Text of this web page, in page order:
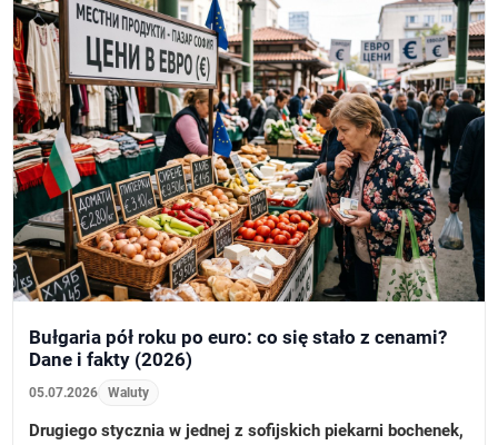
Bułgaria pół roku po euro: co się stało z cenami?
Dane i fakty (2026)
05.07.2026 Waluty
Drugiego stycznia w jednej z sofijskich piekarni bochenek,